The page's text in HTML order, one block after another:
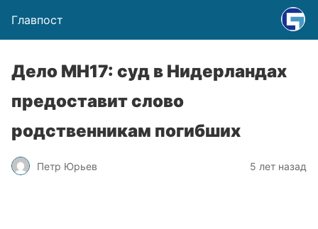
Главпост
Дело МН17: суд в Нидерландах
предоставит слово
родственникам погибших
Петр Юрьев 5 лет назад